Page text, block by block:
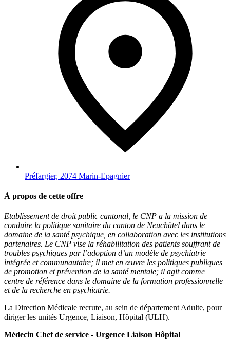
Préfargier, 2074 Marin-Epagnier
À propos de cette offre
Etablissement de droit public cantonal, le CNP a la mission de
conduire la politique sanitaire du canton de Neuchâtel dans le
domaine de la santé psychique, en collaboration avec les institutions
partenaires. Le CNP vise la réhabilitation des patients souffrant de
troubles psychiques par l’adoption d’un modèle de psychiatrie
intégrée et communautaire; il met en œuvre les politiques publiques
de promotion et prévention de la santé mentale; il agit comme
centre de référence dans le domaine de la formation professionnelle
et de la recherche en psychiatrie.
La Direction Médicale recrute, au sein de département Adulte, pour
diriger les unités Urgence, Liaison, Hôpital (ULH).
Médecin Chef de service - Urgence Liaison Hôpital